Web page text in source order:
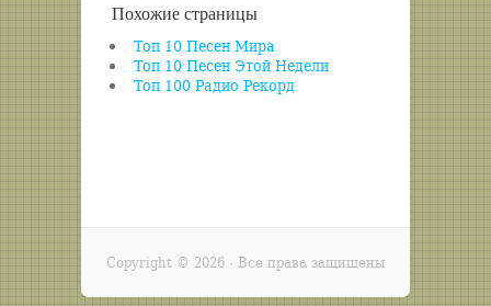
Похожие страницы
Топ 10 Песен Мира
Топ 10 Песен Этой Недели
Топ 100 Радио Рекорд
Copyright © 2026 · Все права защищены